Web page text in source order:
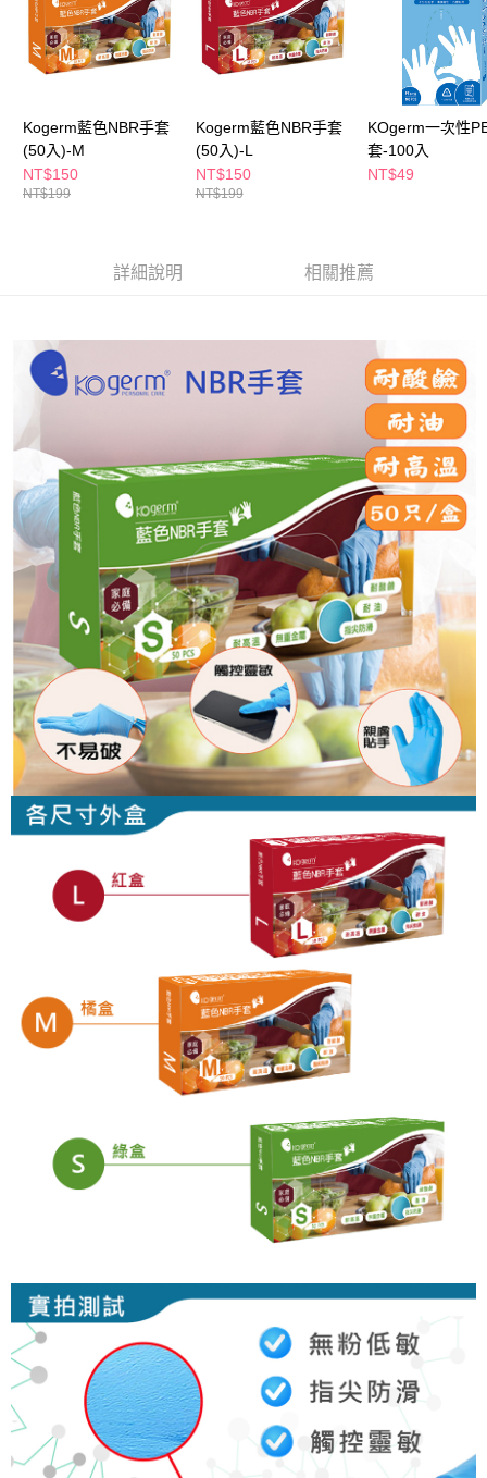
ATM／網路銀行／等多元方式進行付款，方視為交易完成。
※ 請注意：結帳手續完成當下不需立刻繳費，但若您需要取消訂單，請聯絡
購買商品的店家。未經商家同意取消之訂單仍視為有效，需透過AFTEE先享
後付繳納相關費用。
※ 交易是否成功請以「AFTEE先享後付 」之結帳頁面顯示為準，若有關於
是否繳費成功／繳費後需取消欲退款等相關疑問，請聯繫「AFTEE先享後付
客戶支援中心」
https://netprotections.freshdesk.com/support/home
【注意事項】
１．透過由恩沛科技股份有限公司提供之「AFTEE先享後付」服務完成之交
https://aftee.tw/terms/#terms3
４．使用「AFTEE先享後付」時，將依據個別帳號之用戶狀況，依本公司即
時審查核予不同之上限額度；若仍有額度不足之情形，本公司將視審查結果
請求用戶進行身份認證。
５．嚴禁一人註冊多個帳號或使用他人資訊註冊。若發現惡意使用之情形，
恩沛科技股份有限公司將有權停止該用戶之使用額度並採取法律行動。
萊爾富取貨付款
每筆NT$65，滿NT$490(含以上)免運費
每筆NT$65，滿NT$490(含以上)免運費
7-11取貨付款
每筆NT$65，滿NT$490(含以上)免運費
每筆NT$65，滿NT$490(含以上)免運費
每筆NT$100，滿NT$790(含以上)免運費
付款後寶雅門市自取(由倉庫統一出貨)
Kogerm藍色NBR手套
(50入)-M
NT$150
NT$199
Kogerm藍色NBR手套
(50入)-L
NT$150
NT$199
KOgerm一次性
套-100入
NT$49
詳細說明 相關推薦